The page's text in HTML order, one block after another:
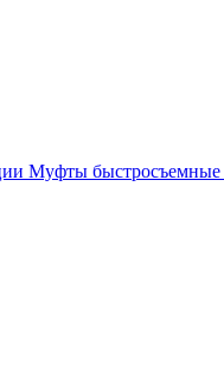
Муфты быстросъемные